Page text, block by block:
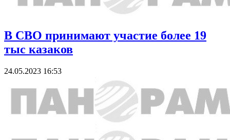
В СВО принимают участие более 19
тыс казаков
24.05.2023 16:53